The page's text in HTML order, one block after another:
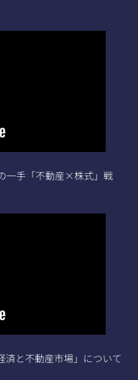
一手「不動産×株式」戦
済と不動産市場」について